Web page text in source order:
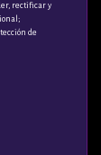
rectificar y
de